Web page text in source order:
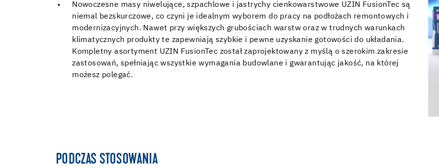
Nowoczesne masy niwelujące, szpachlowe i jastrychy cienkowarstwowe UZIN FusionTec są
niemal bezskurczowe, co czyni je idealnym wyborem do pracy na podłożach remontowych i
modernizacyjnych. Nawet przy większych grubościach warstw oraz w trudnych warunkach
klimatycznych produkty te zapewniają szybkie i pewne uzyskanie gotowości do układania.
Kompletny asortyment UZIN FusionTec został zaprojektowany z myślą o szerokim zakresie
zastosowań, spełniając wszystkie wymagania budowlane i gwarantując jakość, na której
możesz polegać.
PODCZAS STOSOWANIA